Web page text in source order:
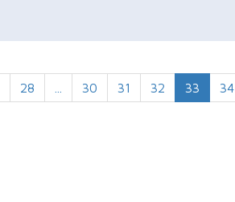
28 30 31 32 33 34